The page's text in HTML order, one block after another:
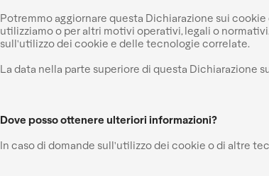
Potremmo aggiornare questa Dichiarazione sui
utilizziamo o per altri motivi operativi, legali o
sull'utilizzo dei cookie e delle tecnologie correlate.
La data nella parte superiore di questa Dichiarazione
Dove posso ottenere ulteriori informazioni?
In caso di domande sull'utilizzo dei cookie o di altre